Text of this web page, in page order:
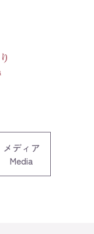
メディア
Media